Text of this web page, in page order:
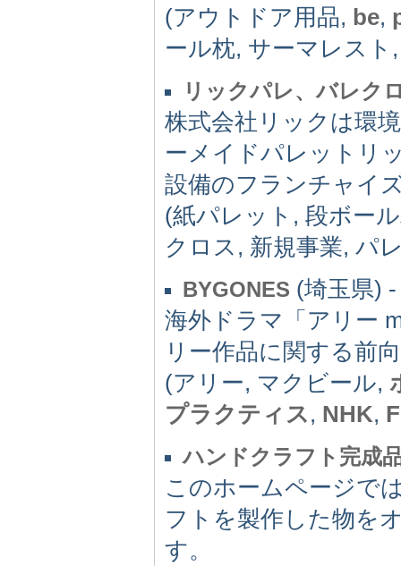
(アウトドア用品, be,
ール枕, サーマレス
リックパレ、バレク
株式会社リックは環
ーメイドパレットリ
設備のフランチャイ
(紙パレット, 段ボー
クロス, 新規事業, パ
BYGONES (埼玉県) -
海外ドラマ「アリー
リー作品に関する前
(アリー, マクビール,
プラクティス, NHK,
ハンドクラフト完成
このホームページで
フトを製作した物を
す。